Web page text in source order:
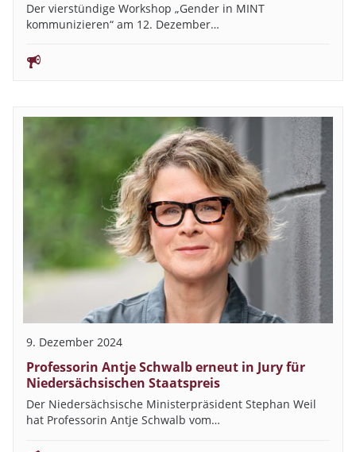
Der vierstündige Workshop „Gender in MINT
kommunizieren“ am 12. Dezember…
9. Dezember 2024
Professorin Antje Schwalb erneut in Jury für
Niedersächsischen Staatspreis
Der Niedersächsische Ministerpräsident Stephan Weil
hat Professorin Antje Schwalb vom…